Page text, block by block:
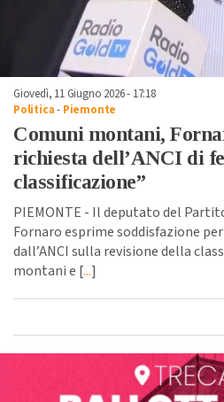
Giovedì, 11 Giugno 2026 - 17:18
Politica- Piemonte
Comuni montani,
richiesta dell’ANCI di
classificazione”
PIEMONTE - Il deputato del
Fornaro esprime soddisfazione
dall’ANCI sulla revisione della
montani e [...]